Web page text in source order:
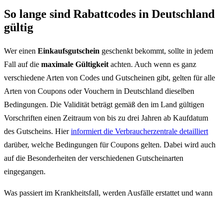
So lange sind Rabattcodes in Deutschland
gültig
Wer einen Einkaufsgutschein geschenkt bekommt, sollte in jedem
Fall auf die maximale Gültigkeit achten. Auch wenn es ganz
verschiedene Arten von Codes und Gutscheinen gibt, gelten für alle
Arten von Coupons oder Vouchern in Deutschland dieselben
Bedingungen. Die Validität beträgt gemäß den im Land gültigen
Vorschriften einen Zeitraum von bis zu drei Jahren ab Kaufdatum
des Gutscheins. Hierinformiert die Verbraucherzentrale detailliert
darüber, welche Bedingungen für Coupons gelten. Dabei wird auch
auf die Besonderheiten der verschiedenen Gutscheinarten
eingegangen.
Was passiert im Krankheitsfall, werden Ausfälle erstattet und wann